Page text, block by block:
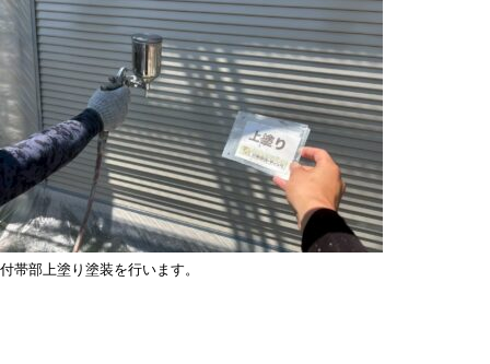
付帯部上塗り塗装を行います。